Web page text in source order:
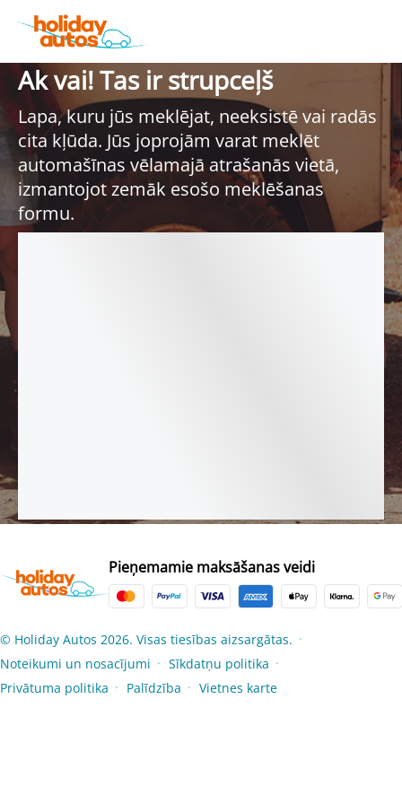
Ak vai! Tas ir strupceļš
Lapa, kuru jūs meklējat, neeksistē vai radās
cita kļūda. Jūs joprojām varat meklēt
automašīnas vēlamajā atrašanās vietā,
izmantojot zemāk esošo meklēšanas
formu.
Pieņemamie maksāšanas veidi
© Holiday Autos 2026. Visas tiesības aizsargātas. ●
Noteikumi un nosacījumi ● Sīkdatņu politika ●
Privātuma politika ● Palīdzība ● Vietnes karte